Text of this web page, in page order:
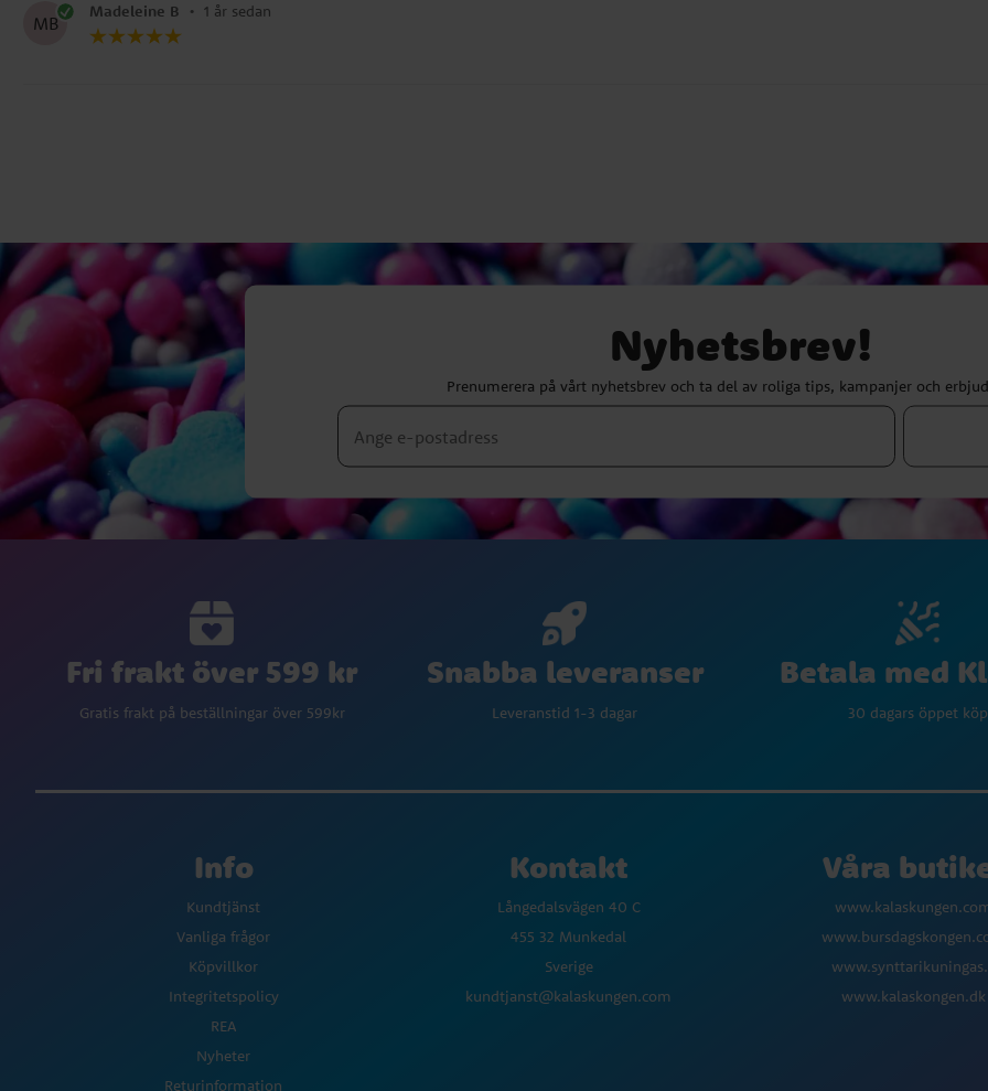
MB
Madeleine B • 1 år sedan
Nyhetsbrev!
Prenumerera på vårt nyhetsbrev och ta del av roliga tips, kampanjer och
Fri frakt över 599 kr
Gratis frakt på beställningar över 599kr
Snabba leveranser
Leveranstid 1-3 dagar
Betala med
30 dagars öppet köp
Info
Kundtjänst
Vanliga frågor
Köpvillkor
Integritetspolicy
REA
Nyheter
Returinformation
Kontakt
Långedalsvägen 40 C
455 32 Munkedal
Sverige
kundtjanst@kalaskungen.com
Våra
www.kalaskongen.dk